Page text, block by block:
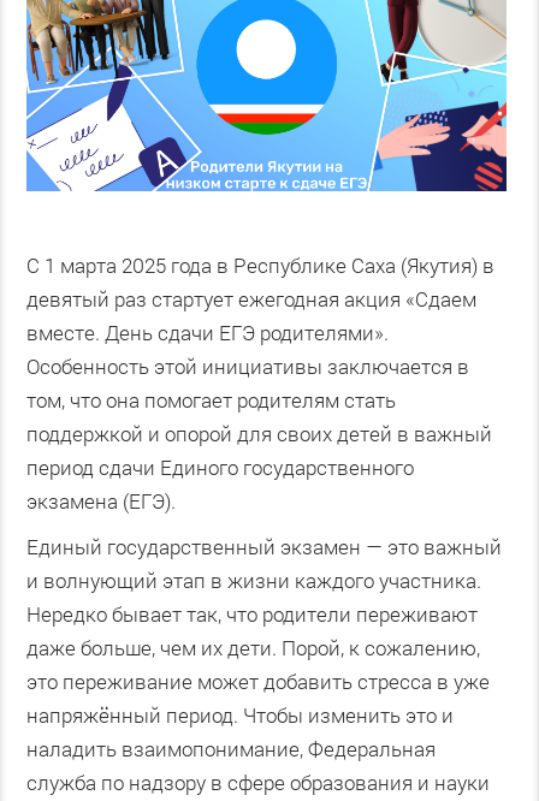
С 1 марта 2025 года в Республике Саха (Якутия) в
девятый раз стартует ежегодная акция «Сдаем
вместе. День сдачи ЕГЭ родителями».
Особенность этой инициативы заключается в
том, что она помогает родителям стать
поддержкой и опорой для своих детей в важный
период сдачи Единого государственного
экзамена (ЕГЭ).
Единый государственный экзамен — это важный
и волнующий этап в жизни каждого участника.
Нередко бывает так, что родители переживают
даже больше, чем их дети. Порой, к сожалению,
это переживание может добавить стресса в уже
напряжённый период. Чтобы изменить это и
наладить взаимопонимание, Федеральная
служба по надзору в сфере образования и науки